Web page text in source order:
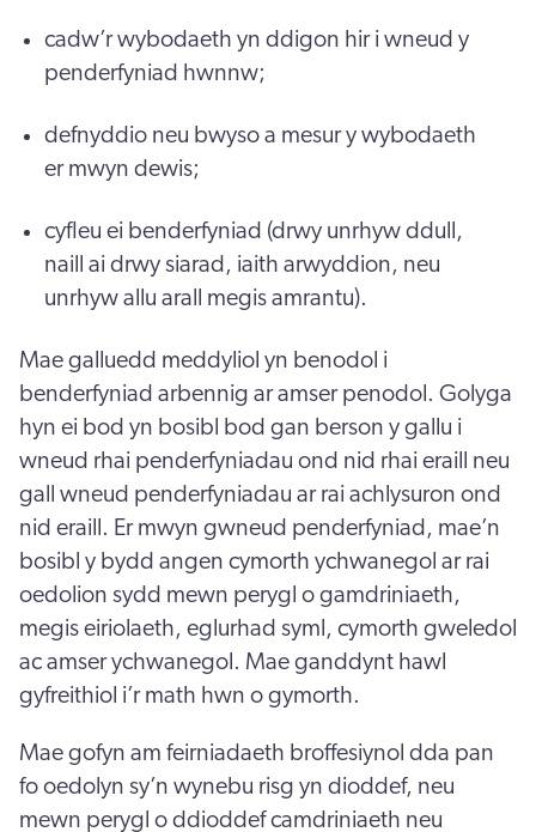
cadw’r wybodaeth yn ddigon hir i wneud y
penderfyniad hwnnw;
defnyddio neu bwyso a mesur y wybodaeth
er mwyn dewis;
cyfleu ei benderfyniad (drwy unrhyw ddull,
naill ai drwy siarad, iaith arwyddion, neu
unrhyw allu arall megis amrantu).
Mae galluedd meddyliol yn benodol i
benderfyniad arbennig ar amser penodol. Golyga
hyn ei bod yn bosibl bod gan berson y gallu i
wneud rhai penderfyniadau ond nid rhai eraill neu
gall wneud penderfyniadau ar rai achlysuron ond
nid eraill. Er mwyn gwneud penderfyniad, mae’n
bosibl y bydd angen cymorth ychwanegol ar rai
oedolion sydd mewn perygl o gamdriniaeth,
megis eiriolaeth, eglurhad syml, cymorth gweledol
ac amser ychwanegol. Mae ganddynt hawl
gyfreithiol i’r math hwn o gymorth.
Mae gofyn am feirniadaeth broffesiynol dda pan
fo oedolyn sy’n wynebu risg yn dioddef, neu
mewn perygl o ddioddef camdriniaeth neu